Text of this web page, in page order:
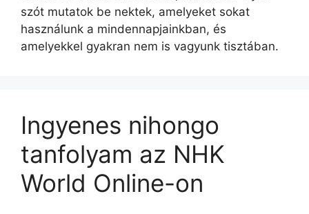
szót mutatok be nektek, amelyeket sokat
használunk a mindennapjainkban, és
amelyekkel gyakran nem is vagyunk tisztában.
Ingyenes nihongo
tanfolyam az NHK
World Online-on